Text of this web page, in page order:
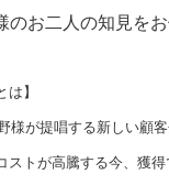
のお二人の知見を
】
が提唱する新しい顧客
ストが高騰する今、獲